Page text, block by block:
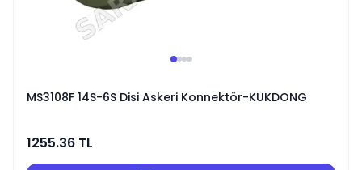
MS3108F 14S-6S Disi Askeri Konnektör-KUKDONG
1255.36 TL